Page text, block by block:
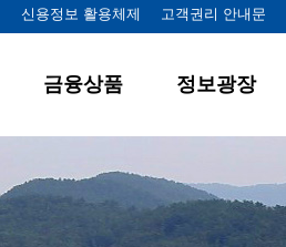
신용정보 활용체제 고객권리 안내문
금융상품 정보광장